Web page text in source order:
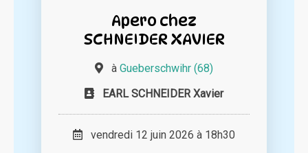
Apero chez
SCHNEIDER XAVIER
à Gueberschwihr (68)
EARL SCHNEIDER Xavier
vendredi 12 juin 2026 à 18h30